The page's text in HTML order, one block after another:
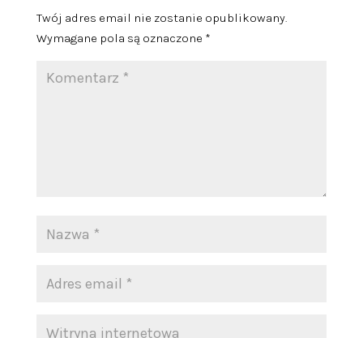
Twój adres email nie zostanie opublikowany.
Wymagane pola są oznaczone *